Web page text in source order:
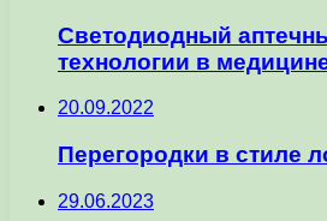
Светодиодный
технологии в
20.09.2022
Перегородки в стиле
29.06.2023